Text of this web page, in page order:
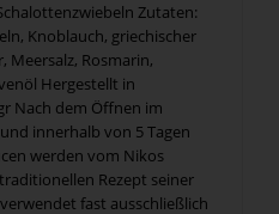
Zutaten:
Knoblauch, griechischer
Meersalz, Rosmarin,
Hergestellt in
Nach dem Öffnen im
innerhalb von 5 Tagen
werden vom Nikos
Rezept seiner
fast ausschließlich